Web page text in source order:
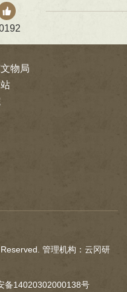
物局
管理机构：云冈研
备14020302000138号